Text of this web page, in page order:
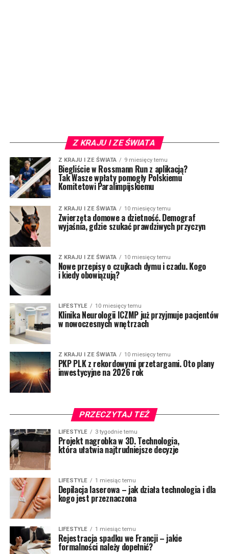
Z KRAJU I ZE ŚWIATA
Z KRAJU I ZE ŚWIATA 9 miesięcy temu
Biegliście w Rossmann Run z aplikacją?
Tak Wasze wpłaty pomogły Polskiemu
Komitetowi Paralimpijskiemu
Z KRAJU I ZE ŚWIATA 10 miesięcy temu
Zwierzęta domowe a dzietność. Demograf
wyjaśnia, gdzie szukać prawdziwych przyczyn
Z KRAJU I ZE ŚWIATA 10 miesięcy temu
Nowe przepisy o czujkach dymu i czadu. Kogo
i kiedy obowiązują?
LIFESTYLE 10 miesięcy temu
Klinika Neurologii ICZMP już przyjmuje pacjentów
w nowoczesnych wnętrzach
Z KRAJU I ZE ŚWIATA 10 miesięcy temu
PKP PLK z rekordowymi przetargami. Oto plany
inwestycyjne na 2026 rok
PRZECZYTAJ TEŻ
LIFESTYLE 3 tygodnie temu
Projekt nagrobka w 3D. Technologia,
która ułatwia najtrudniejsze decyzje
LIFESTYLE 1 miesiąc temu
Depilacja laserowa – jak działa technologia i dla
kogo jest przeznaczona
LIFESTYLE 1 miesiąc temu
Rejestracja spadku we Francji – jakie
formalności należy dopełnić?